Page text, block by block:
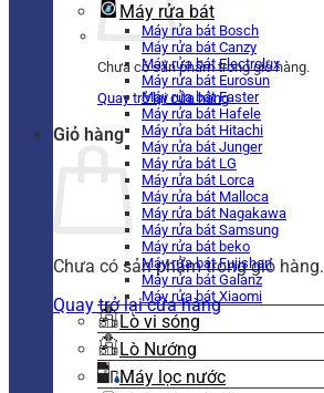
Chưa có sản phẩm trong giỏ hàng.
Quay trở lại cửa hàng
Giỏ hàng
Chưa có sản phẩm trong giỏ hàng.
Quay trở lại cửa hàng
Máy rửa bát
Máy rửa bát Bosch
Máy rửa bát Canzy
Máy rửa bát Electrolux
Máy rửa bát Eurosun
Máy rửa bát Faster
Máy rửa bát Hafele
Máy rửa bát Hitachi
Máy rửa bát Junger
Máy rửa bát LG
Máy rửa bát Lorca
Máy rửa bát Malloca
Máy rửa bát Nagakawa
Máy rửa bát Samsung
Máy rửa bát beko
Máy rửa bát Fujishan
Máy rửa bát Galanz
Máy rửa bát Xiaomi
Lò vi sóng
Lò Nướng
Máy lọc nước